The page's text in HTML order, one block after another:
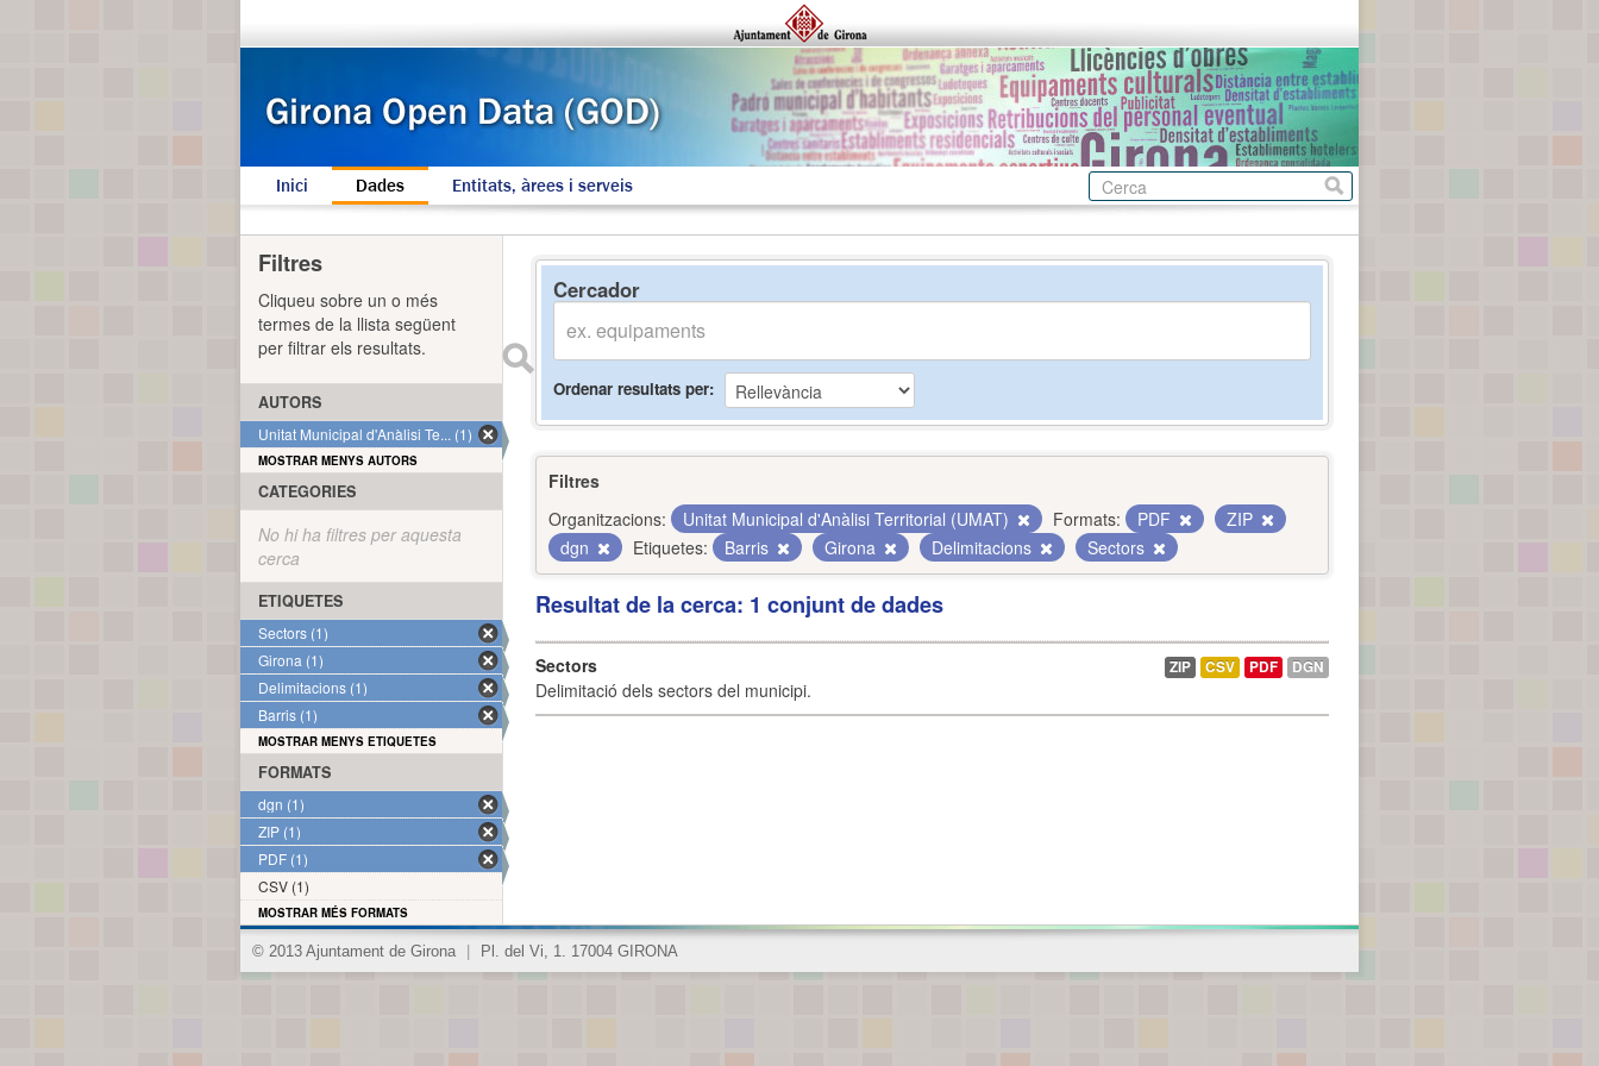
Inici Dades Entitats, àrees i serveis
Cercador
Ordenar resultats per
Filtres
Organitzacions:
Unitat Municipal d'Anàlisi Territorial (UMAT) Formats: PDF
ZIP
dgn
Etiquetes: Barris Girona Delimitacions Sectors
Resultat de la cerca: 1 conjunt de dades
Sectors
Delimitació dels sectors del municipi.
ZIP CSV PDF DGN
Filtres
Cliqueu sobre un o més
termes de la llista següent
per filtrar els resultats.
AUTORS
Unitat Municipal d'Anàlisi Te... (1)
MOSTRAR MENYS AUTORS
CATEGORIES
No hi ha filtres per aquesta
cerca
ETIQUETES
Sectors (1)
Girona (1)
Delimitacions (1)
Barris (1)
MOSTRAR MENYS ETIQUETES
FORMATS
dgn (1)
ZIP (1)
PDF (1)
CSV (1)
MOSTRAR MÉS FORMATS
© 2013 Ajuntament de Girona Pl. del Vi, 1. 17004 GIRONA